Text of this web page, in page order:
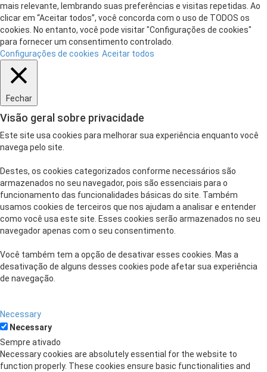
mais relevante, lembrando suas preferências e visitas repetidas. Ao
clicar em “Aceitar todos”, você concorda com o uso de TODOS os
cookies. No entanto, você pode visitar "Configurações de cookies"
para fornecer um consentimento controlado.
Configurações de cookies Aceitar todos
Fechar
Visão geral sobre privacidade
Este site usa cookies para melhorar sua experiência enquanto você
navega pelo site.
Destes, os cookies categorizados conforme necessários são
armazenados no seu navegador, pois são essenciais para o
funcionamento das funcionalidades básicas do site. Também
usamos cookies de terceiros que nos ajudam a analisar e entender
como você usa este site. Esses cookies serão armazenados no seu
navegador apenas com o seu consentimento.
Você também tem a opção de desativar esses cookies. Mas a
desativação de alguns desses cookies pode afetar sua experiência
de navegação.
Necessary
Necessary
Sempre ativado
Necessary cookies are absolutely essential for the website to
function properly. These cookies ensure basic functionalities and